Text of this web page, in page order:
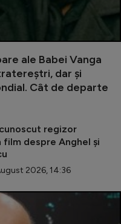
ale Babei Vanga
dar și
Cât de departe
regizor
film despre Anghel și
2026, 14:36